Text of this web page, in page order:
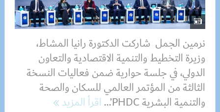
نرمين الجمل شاركت الدكتورة رانيا المشاط،
وزيرة التخطيط والتنمية الاقتصادية والتعاون
الدولي، في جلسة حوارية ضمن فعاليات النسخة
الثالثة من المؤتمر العالمي للسكان والصحة
والتنمية البشرية PHDC’...
اقرأ المزيد